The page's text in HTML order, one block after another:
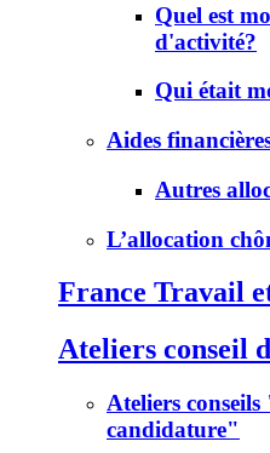
Quel est
d'activité?
Qui était
Aides
Autres
L’allocation
France Travail
Ateliers conseil
Ateliers
candidature"